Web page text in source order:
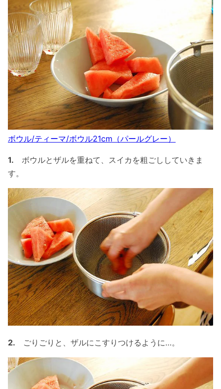
ボウル/ティーマ/ボウル21cm（パールグレー）
1. ボウルとザルを重ねて、スイカを粗ごししていきま
す。
2. ごりごりと、ザルにこすりつけるように…。